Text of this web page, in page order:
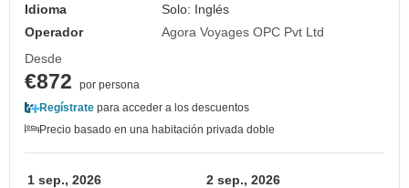
Idioma
Solo: Inglés
Operador
Agora Voyages OPC Pvt Ltd
Desde
€872
por persona
Regístrate para acceder a los descuentos
Precio basado en una habitación privada doble
1 sep., 2026 2 sep., 2026